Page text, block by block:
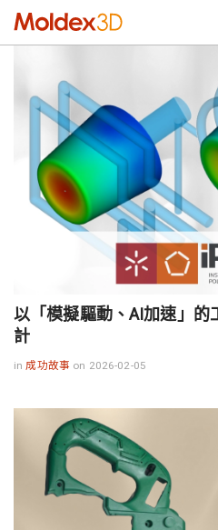
以「模擬驅動、AI加速」的
計
in成功故事 on 2026-02-05